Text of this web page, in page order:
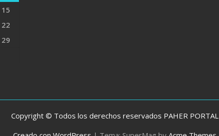
15
22
29
Copyright © Todos los derechos reservados PAHER PORTAL